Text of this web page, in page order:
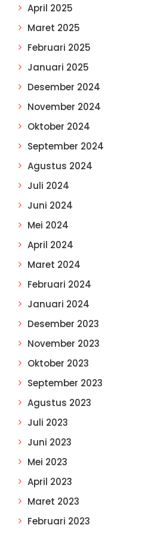
April 2025
Maret 2025
Februari 2025
Januari 2025
Desember 2024
November 2024
Oktober 2024
September 2024
Agustus 2024
Juli 2024
Juni 2024
Mei 2024
April 2024
Maret 2024
Februari 2024
Januari 2024
Desember 2023
November 2023
Oktober 2023
September 2023
Agustus 2023
Juli 2023
Juni 2023
Mei 2023
April 2023
Maret 2023
Februari 2023